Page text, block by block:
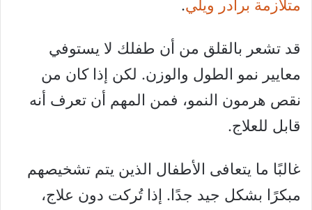
متلازمة برادر ويلي.
قد تشعر بالقلق من أن طفلك لا يستوفي
معايير نمو الطول والوزن. لكن إذا كان من
نقص هرمون النمو، فمن المهم أن تعرف أنه
قابل للعلاج.
غالبًا ما يتعافى الأطفال الذين يتم تشخيصهم
مبكرًا بشكل جيد جدًا. إذا تُركت دون علاج،